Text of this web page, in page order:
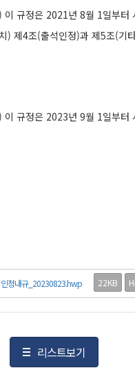
이 규정은 2021년 8월 1일부터
) 제4조(출석인정)과 제5조(기
이 규정은 2023년 9월 1일부터
정내규_20230823.hwp 22KB
리스트보기